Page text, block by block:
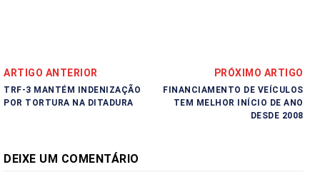
ARTIGO ANTERIOR
TRF-3 MANTÉM INDENIZAÇÃO
POR TORTURA NA DITADURA
PRÓXIMO ARTIGO
FINANCIAMENTO DE VEÍCULOS
TEM MELHOR INÍCIO DE ANO
DESDE 2008
DEIXE UM COMENTÁRIO